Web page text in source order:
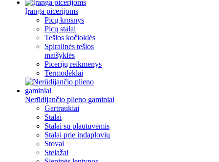
Įranga picerijoms
Picų krosnys
Picų stalai
Tešlos kočioklės
Spiralinės tešlos
maišyklės
Picerijų reikmenys
Termodėklai
Nerūdijančio plieno gaminiai
Gartraukiai
Stalai
Stalai su plautuvėmis
Stalai prie indaplovių
Stovai
Stelažai